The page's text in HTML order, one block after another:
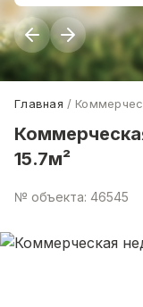
Главная
15.7м²
№ объекта: 46545